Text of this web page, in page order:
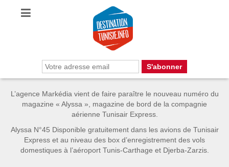
L’agence Markédia vient de faire paraître le nouveau numéro du
magazine « Alyssa », magazine de bord de la compagnie
aérienne Tunisair Express.
Alyssa N°45 Disponible gratuitement dans les avions de Tunisair
Express et au niveau des box d’enregistrement des vols
domestiques à l’aéroport Tunis-Carthage et Djerba-Zarzis.